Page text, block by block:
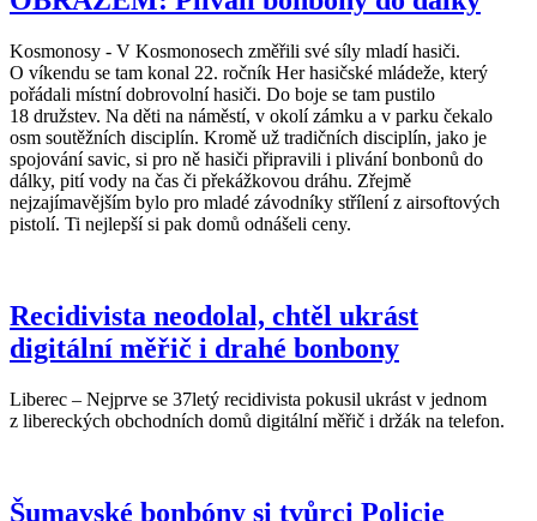
Kosmonosy - V Kosmonosech změřili své síly mladí hasiči.
O víkendu se tam konal 22. ročník Her hasičské mládeže, který
pořádali místní dobrovolní hasiči. Do boje se tam pustilo
18 družstev. Na děti na náměstí, v okolí zámku a v parku čekalo
osm soutěžních disciplín. Kromě už tradičních disciplín, jako je
spojování savic, si pro ně hasiči připravili i plivání bonbonů do
dálky, pití vody na čas či překážkovou dráhu. Zřejmě
nejzajímavějším bylo pro mladé závodníky střílení z airsoftových
pistolí. Ti nejlepší si pak domů odnášeli ceny.
Recidivista neodolal, chtěl ukrást
digitální měřič i drahé bonbony
Liberec – Nejprve se 37letý recidivista pokusil ukrást v jednom
z libereckých obchodních domů digitální měřič i držák na telefon.
Šumavské bonbóny si tvůrci Policie